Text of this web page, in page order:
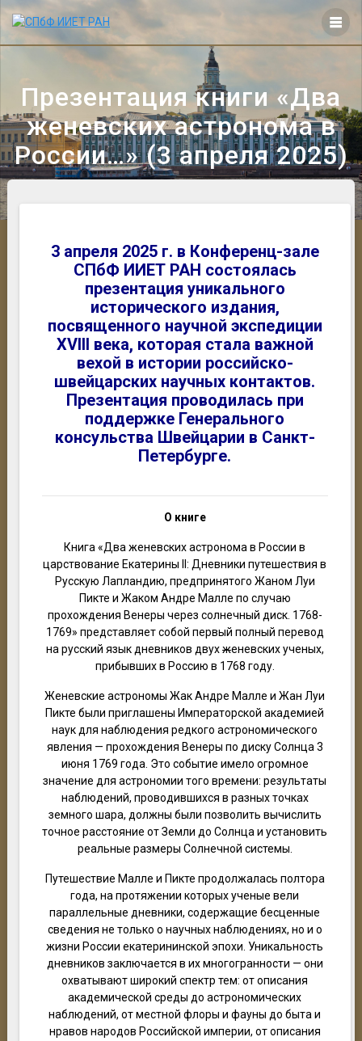
контенту
Презентация книги «Два
женевских астронома в
России…» (3 апреля 2025)
3 апреля 2025 г. в Конференц-зале
СПбФ ИИЕТ РАН состоялась
презентация уникального
исторического издания,
посвященного научной экспедиции
XVIII века, которая стала важной
вехой в истории российско-
швейцарских научных контактов.
Презентация проводилась при
поддержке Генерального
консульства Швейцарии в Санкт-
Петербурге.
О книге
Книга «Два женевских астронома в России в
царствование Екатерины II: Дневники путешествия в
Русскую Лапландию, предпринятого Жаном Луи
Пикте и Жаком Андре Малле по случаю
прохождения Венеры через солнечный диск. 1768-
1769» представляет собой первый полный перевод
на русский язык дневников двухженевских ученых,
прибывших в Россию в 1768 году.
Женевские астрономы Жак Андре Малле и Жан Луи
Пикте были приглашены Императорской академией
наук для наблюдения редкого астрономического
явления — прохождения Венеры по диску Солнца 3
июня 1769 года. Это событие имело огромное
значение для астрономии того времени: результаты
наблюдений, проводившихся в разных точках
земного шара, должны были позволить вычислить
точное расстояние от Земли до Солнца и установить
реальные размеры Солнечной системы.
Путешествие Малле и Пикте продолжалась полтора
года, на протяжении которых ученые вели
параллельные дневники, содержащие бесценные
сведения не только о научных наблюдениях, но и о
жизни России екатерининской эпохи. Уникальность
дневников заключается в их многогранности — они
охватывают широкий спектр тем: от описания
академической среды до астрономических
наблюдений, от местной флоры и фауны до быта и
нравов народов Российской империи, от описания